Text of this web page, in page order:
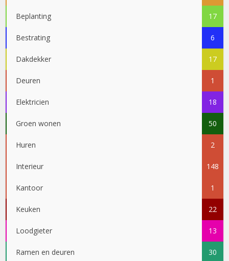
Beplanting 17
Bestrating 6
Dakdekker 17
Deuren 1
Elektricien 18
Groen wonen 50
Huren 2
Interieur 148
Kantoor 1
Keuken 22
Loodgieter 13
Ramen en deuren 30